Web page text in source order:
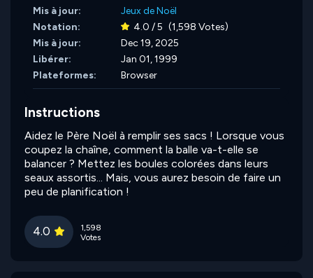
Mis à jour:
Jeux de Noël
Notation:
4.0 / 5 (1,598 Votes)
Mis à jour:
Dec 19, 2025
Libérer:
Jan 01, 1999
Plateformes:
Browser
Instructions
Aidez le Père Noël à remplir ses sacs ! Lorsque vous
coupez la chaîne, comment la balle va-t-elle se
balancer ? Mettez les boules colorées dans leurs
seaux assortis... Mais, vous aurez besoin de faire un
peu de planification !
4.0
1,598
Votes